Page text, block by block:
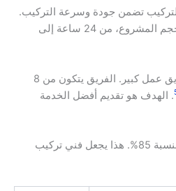
تضمن جودة وسرعة التركيب.
فترة التركيب تختلف حسب حجم المشروع، من 24 ساعة إلى
شركة جنة الأرضيات لديها فريق عمل كبير. الفريق يتكون من 8
. الهدف هو تقديم أفضل الخدمة
التقييمات تظهر رضا العملاء بنسبة 85%. هذا يجعل فني تركيب